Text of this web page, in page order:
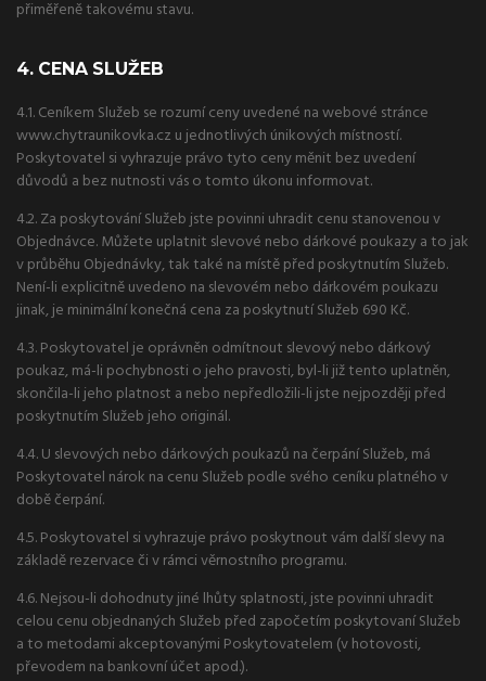
přiměřeně takovému stavu.
4. CENA SLUŽEB
4.1. Ceníkem Služeb se rozumí ceny uvedené na webové stránce
www.chytraunikovka.cz u jednotlivých únikových místností.
Poskytovatel si vyhrazuje právo tyto ceny měnit bez uvedení
důvodů a bez nutnosti vás o tomto úkonu informovat.
4.2. Za poskytování Služeb jste povinni uhradit cenu stanovenou v
Objednávce. Můžete uplatnit slevové nebo dárkové poukazy a to jak
v průběhu Objednávky, tak také na místě před poskytnutím Služeb.
Není-li explicitně uvedeno na slevovém nebo dárkovém poukazu
jinak, je minimální konečná cena za poskytnutí Služeb 690 Kč.
4.3. Poskytovatel je oprávněn odmítnout slevový nebo dárkový
poukaz, má-li pochybnosti o jeho pravosti, byl-li již tento uplatněn,
skončila-li jeho platnost a nebo nepředložili-li jste nejpozději před
poskytnutím Služeb jeho originál.
4.4. U slevových nebo dárkových poukazů na čerpání Služeb, má
Poskytovatel nárok na cenu Služeb podle svého ceníku platného v
době čerpání.
4.5. Poskytovatel si vyhrazuje právo poskytnout vám další slevy na
základě rezervace či v rámci věrnostního programu.
4.6. Nejsou-li dohodnuty jiné lhůty splatnosti, jste povinni uhradit
celou cenu objednaných Služeb před započetím poskytovaní Služeb
a to metodami akceptovanými Poskytovatelem (v hotovosti,
převodem na bankovní účet apod.).